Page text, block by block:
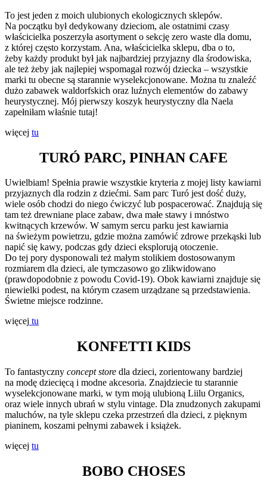
To jest jeden z moich ulubionych ekologicznych sklepów.
Na początku był dedykowany dzieciom, ale ostatnimi czasy
właścicielka poszerzyła asortyment o sekcję zero waste dla domu,
z której często korzystam. Ana, właścicielka sklepu, dba o to,
żeby każdy produkt był jak najbardziej przyjazny dla środowiska,
ale też żeby jak najlepiej wspomagał rozwój dziecka – wszystkie
marki tu obecne są starannie wyselekcjonowane. Można tu znaleźć
dużo zabawek waldorfskich oraz luźnych elementów do zabawy
heurystycznej. Mój pierwszy koszyk heurystyczny dla Naela
zapełniłam właśnie tutaj!
więcej tu
TURÓ PARC, PINHAN CAFE
Uwielbiam! Spełnia prawie wszystkie kryteria z mojej listy kawiarni
przyjaznych dla rodzin z dziećmi. Sam parc Turó jest dość duży,
wiele osób chodzi do niego ćwiczyć lub pospacerować. Znajdują się
tam też drewniane place zabaw, dwa małe stawy i mnóstwo
kwitnących krzewów. W samym sercu parku jest kawiarnia
na świeżym powietrzu, gdzie można zamówić zdrowe przekąski lub
napić się kawy, podczas gdy dzieci eksplorują otoczenie.
Do tej pory dysponowali też małym stolikiem dostosowanym
rozmiarem dla dzieci, ale tymczasowo go zlikwidowano
(prawdopodobnie z powodu Covid-19). Obok kawiarni znajduje się
niewielki podest, na którym czasem urządzane są przedstawienia.
Świetne miejsce rodzinne.
więcej tu
KONFETTI KIDS
To fantastyczny concept store dla dzieci, zorientowany bardziej
na modę dziecięcą i modne akcesoria. Znajdziecie tu starannie
wyselekcjonowane marki, w tym moją ulubioną Liilu Organics,
oraz wiele innych ubrań w stylu vintage. Dla znudzonych zakupami
maluchów, na tyle sklepu czeka przestrzeń dla dzieci, z pięknym
pianinem, koszami pełnymi zabawek i książek.
więcej tu
BOBO CHOSES